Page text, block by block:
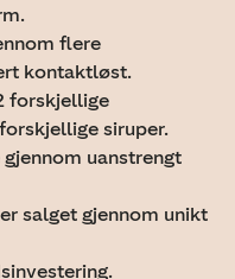
flere
kontaktløst.
forskjellige
siruper.
uanstrengt
salget gjennom unikt